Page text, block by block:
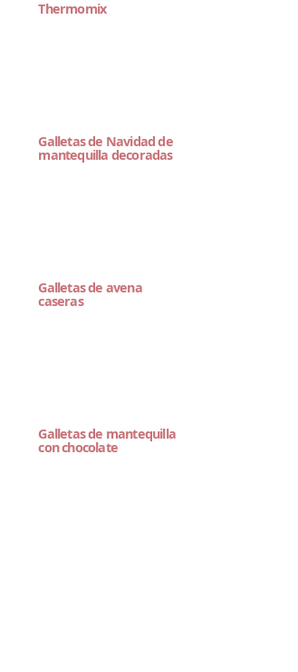
Thermomix
Galletas de Navidad de
mantequilla decoradas
Galletas de avena
caseras
Galletas de mantequilla
con chocolate